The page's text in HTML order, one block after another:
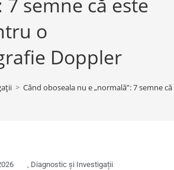
o
Doppler
> Când oboseala nu e „normală”: 7 semne
, Diagnostic și Investigații